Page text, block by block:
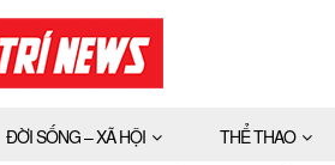
ĐỜI SỐNG – XÃ HỘI THỂ THAO